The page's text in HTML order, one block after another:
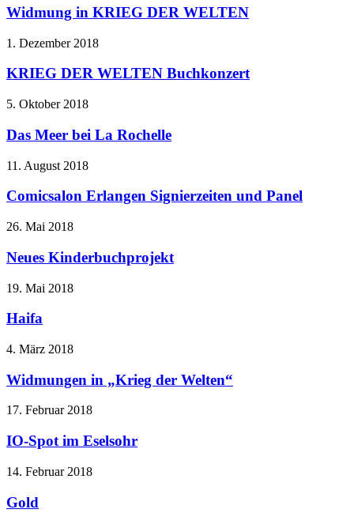
Widmung in KRIEG DER WELTEN
1. Dezember 2018
KRIEG DER WELTEN Buchkonzert
5. Oktober 2018
Das Meer bei La Rochelle
11. August 2018
Comicsalon Erlangen Signierzeiten und Panel
26. Mai 2018
Neues Kinderbuchprojekt
19. Mai 2018
Haifa
4. März 2018
Widmungen in „Krieg der Welten“
17. Februar 2018
IO-Spot im Eselsohr
14. Februar 2018
Gold